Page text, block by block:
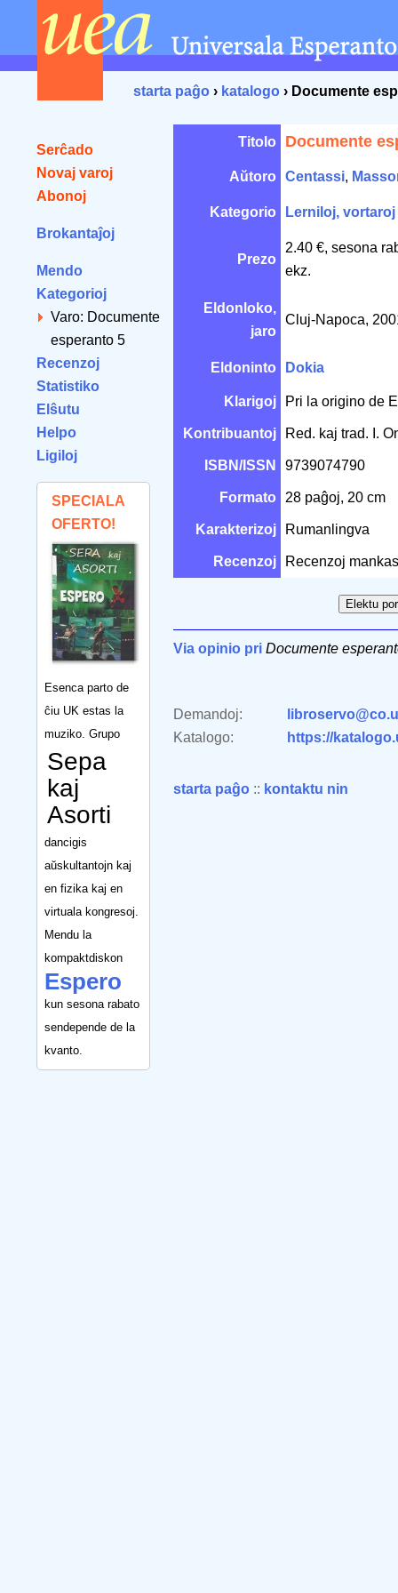
starta paĝo › katalogo › Documente
Serĉado
Novaj varoj
Abonoj
Brokantaĵoj
Mendo
Kategorioj
Varo: Documente
esperanto 5
Recenzoj
Statistiko
Elŝutu
Helpo
Ligiloj
SPECIALA
OFERTO!
Esenca parto de
ĉiu UK estas la
muziko. Grupo
Sepa
kaj
Asorti
dancigis
aŭskultantojn kaj
en fizika kaj en
virtuala kongresoj.
Mendu la
kompaktdiskon
Espero
kun sesona rabato
sendepende de la
kvanto.
Titolo Documente
Aŭtoro Centassi,
Kategorio Lerniloj, vortaroj
Prezo
2.40 €, sesona
ekz.
Eldonloko,
jaro
Cluj-Napoca,
Eldoninto Dokia
Klarigoj Pri la origino de
Kontribuantoj Red. kaj trad. I.
ISBN/ISSN 9739074790
Formato 28 paĝoj, 20 cm
Karakterizoj Rumanlingva
Recenzoj Recenzoj
Via opinio pri Documente
Demandoj:
Katalogo:
https://
starta paĝo :: kontaktu nin